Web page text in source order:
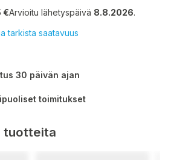
€Arvioitu lähetyspäivä 8.8.2026.
tarkista saatavuus
30 päivän ajan
toimitukset
tuotteita